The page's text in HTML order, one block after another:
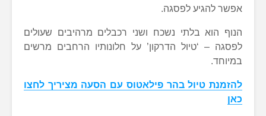
אפשר להגיע לפסגה.
הנוף הוא בלתי נשכח ושני רכבלים מרהיבים שעולים
לפסגה – ‘טיול הדרקון’ על חלונותיו הרחבים מרשים
במיוחד.
להזמנת טיול בהר פילאטוס עם הסעה מציריך לחצו
כאן